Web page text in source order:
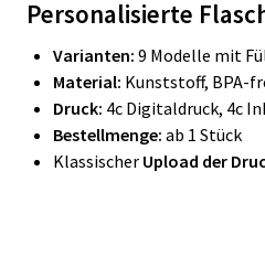
Personalisierte
Varianten: 9 Modelle mit
Material: Kunststoff, BPA-
Druck: 4c Digitaldruck, 4c
Bestellmenge: ab 1 Stück
Klassischer Upload der